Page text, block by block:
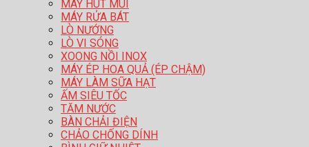
MÁY HÚT MÙI
MÁY RỬA BÁT
LÒ NƯỚNG
LÒ VI SÓNG
XOONG NỒI INOX
MÁY ÉP HOA QUẢ (ÉP CHẬM)
MÁY LÀM SỮA HẠT
ẤM SIÊU TỐC
TĂM NƯỚC
BÀN CHẢI ĐIỆN
CHẢO CHỐNG DÍNH